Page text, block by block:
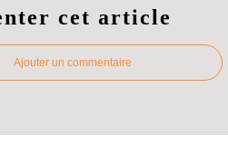
cet article
Ajouter un commentaire